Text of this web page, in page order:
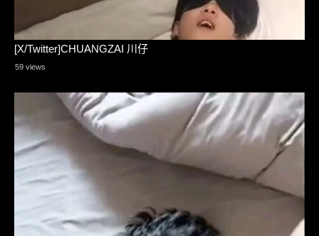
[X/Twitter]CHUANGZAI 川仔
59 views